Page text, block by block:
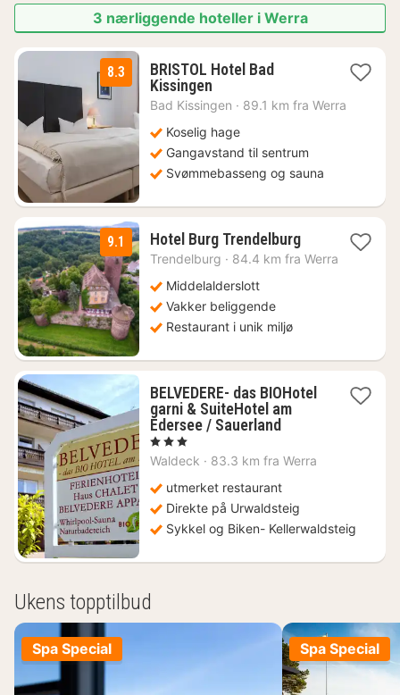
3 nærliggende hoteller i Werra
8.3
BRISTOL Hotel Bad
Kissingen1
natt
fra
1078
kr.
Bad Kissingen · 89.1 km fra Werra
Koselig hage
Gangavstand til sentrum
Svømmebasseng og sauna
9.1 Hotel Burg Trendelburg2
netter
Trendelburg · 84.4 km fra Werra
Middelalderslott
Vakker beliggende
Restaurant i unik miljø
BELVEDERE- das BIOHotel
garni & SuiteHotel am
Edersee / Sauerland2
fra
kr.
, 3 Stjerner
Waldeck · 83.3 km fra Werra
utmerket restaurant
Direkte på Urwaldsteig
Sykkel og Biken- Kellerwaldsteig
Ukens topptilbud
Spa Special Spa Special